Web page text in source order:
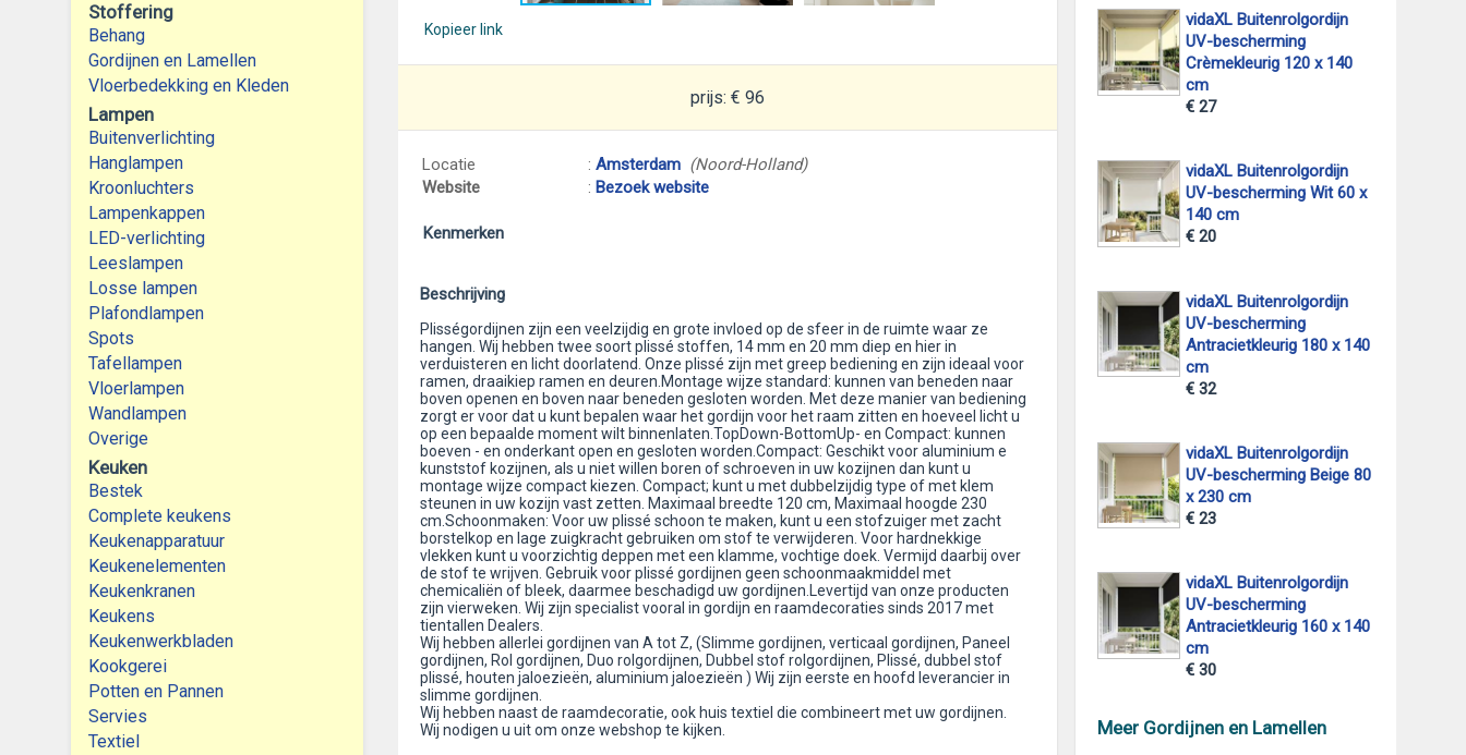
Stoffering
Behang
Gordijnen en Lamellen
Vloerbedekking en Kleden
Lampen
Buitenverlichting
Hanglampen
Kroonluchters
Lampenkappen
LED-verlichting
Leeslampen
Losse lampen
Plafondlampen
Spots
Tafellampen
Vloerlampen
Wandlampen
Overige
Keuken
Bestek
Complete keukens
Keukenapparatuur
Keukenelementen
Keukenkranen
Keukens
Keukenwerkbladen
Kookgerei
Potten en Pannen
Servies
Textiel
Kopieer link
prijs: € 96
Locatie : Amsterdam (Noord-Holland)
Website
: Bezoek website
Kenmerken
Beschrijving
Plisségordijnen zijn een veelzijdig en grote invloed op de sfeer in de ruimte waar ze
hangen. Wij hebben twee soort plissé stoffen, 14 mm en 20 mm diep en hier in
verduisteren en licht doorlatend. Onze plissé zijn met greep bediening en zijn ideaal voor
ramen, draaikiep ramen en deuren.Montage wijze standard: kunnen van beneden naar
boven openen en boven naar beneden gesloten worden. Met deze manier van bediening
zorgt er voor dat u kunt bepalen waar het gordijn voor het raam zitten en hoeveel licht u
op een bepaalde moment wilt binnenlaten.TopDown-BottomUp- en Compact: kunnen
boeven - en onderkant open en gesloten worden.Compact: Geschikt voor aluminium e
kunststof kozijnen, als u niet willen boren of schroeven in uw kozijnen dan kunt u
montage wijze compact kiezen. Compact; kunt u met dubbelzijdig type of met klem
steunen in uw kozijn vast zetten. Maximaal breedte 120 cm, Maximaal hoogde 230
cm.Schoonmaken: Voor uw plissé schoon te maken, kunt u een stofzuiger met zacht
borstelkop en lage zuigkracht gebruiken om stof te verwijderen. Voor hardnekkige
vlekken kunt u voorzichtig deppen met een klamme, vochtige doek. Vermijd daarbij over
de stof te wrijven. Gebruik voor plissé gordijnen geen schoonmaakmiddel met
chemicaliën of bleek, daarmee beschadigd uw gordijnen.Levertijd van onze producten
zijn vierweken. Wij zijn specialist vooral in gordijn en raamdecoraties sinds 2017 met
tientallen Dealers.
Wij hebben allerlei gordijnen van A tot Z, (Slimme gordijnen, verticaal gordijnen, Paneel
gordijnen, Rol gordijnen, Duo rolgordijnen, Dubbel stof rolgordijnen, Plissé, dubbel stof
plissé, houten jaloezieën, aluminium jaloezieën ) Wij zijn eerste en hoofd leverancier in
slimme gordijnen.
Wij hebben naast de raamdecoratie, ook huis textiel die combineert met uw gordijnen.
Wij nodigen u uit om onze webshop te kijken.
vidaXL Buitenrolgordijn
UV-bescherming
Crèmekleurig 120 x 140
cm
€ 27
vidaXL Buitenrolgordijn
UV-bescherming Wit 60 x
140 cm
€ 20
vidaXL Buitenrolgordijn
UV-bescherming
Antracietkleurig 180 x 140
cm
€ 32
vidaXL Buitenrolgordijn
UV-bescherming Beige 80
x 230 cm
€ 23
vidaXL Buitenrolgordijn
UV-bescherming
Antracietkleurig 160 x 140
cm
€ 30
Meer Gordijnen en Lamellen